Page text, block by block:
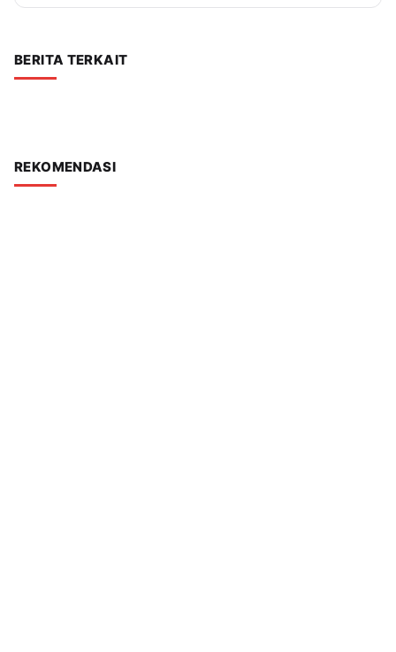
BERITA TERKAIT
REKOMENDASI